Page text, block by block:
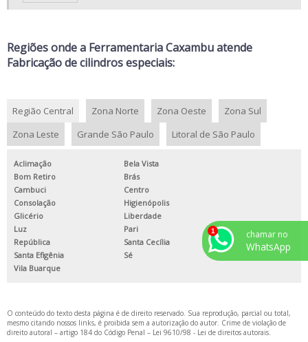
MANUTENÇÃO DE PÁS DE TURBINAS
REFORMA DE ROTORES PESADOS
REPARO DE PÁS DE TURBINA
SERVIÇO DE USINAGEM DE PEÇAS INDUSTRIAIS
SERVIÇO DE USINAGEM INDUSTRIAL
SERVIÇO DE USINAGEM PARA INDÚSTRIAS
TORNEARIA PESADA
TORNO CNC USINAGEM PESADA
USINAGEM DE ALTA PRECISÃO
USINAGEM DE PEÇAS DE GRANDE PORTE
USINAGEM DE PEÇAS DE PRECISÃO
USINAGEM DE PRECISÃO
USINAGEM PARA HIDRELÉTRICAS
Regiões onde a Ferramentaria Caxambu atende
Fabricação de cilindros especiais:
Região Central Zona Norte Zona Oeste
Zona Sul
Zona Leste
Grande São Paulo Litoral de São Paulo
Aclimação
Bela Vista
Bom Retiro
Brás
Cambuci
Centro
Consolação
Higienópolis
Glicério
Liberdade
Luz
Pari
República
Santa Cecília
Santa Efigênia
Sé
Vila Buarque
O conteúdo do texto desta página é de direito reservado. Sua reprodução, parcial ou total,
mesmo citando nossos links, é proibida sem a autorização do autor. Crime de violação de
direito autoral – artigo 184 do Código Penal – Lei 9610/98 - Lei de direitos autorais.
chamar no
WhatsApp